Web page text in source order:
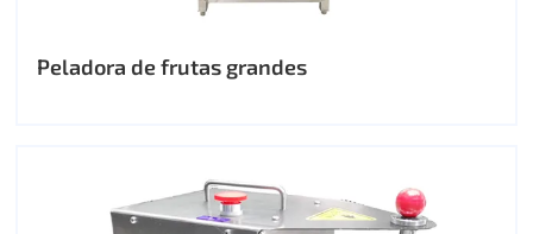
Peladora de frutas grandes